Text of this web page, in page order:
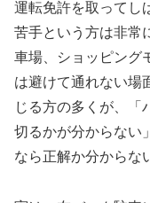
運転免許を取ってし
苦手という方は非常
車場、ショッピング
は避けて通れない場
じる方の多くが、「
切るかが分からない
なら正解か分からな